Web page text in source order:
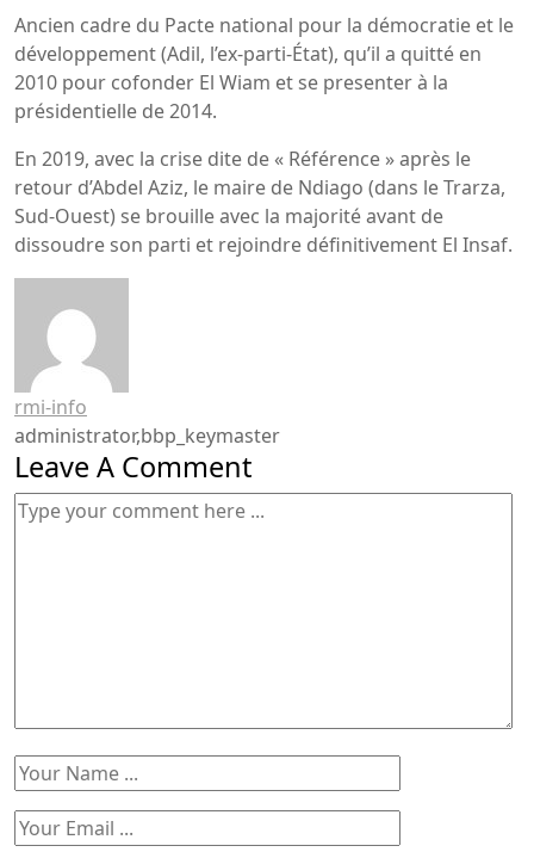
Ancien cadre du Pacte national pour la démocratie et le
développement (Adil, l’ex-parti-État), qu’il a quitté en
2010 pour cofonder El Wiam et se presenter à la
présidentielle de 2014.
En 2019, avec la crise dite de « Référence » après le
retour d’Abdel Aziz, le maire de Ndiago (dans le Trarza,
Sud-Ouest) se brouille avec la majorité avant de
dissoudre son parti et rejoindre définitivement El Insaf.
rmi-info
administrator,bbp_keymaster
Leave A Comment